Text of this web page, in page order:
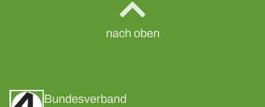
nach oben
Bundesverband